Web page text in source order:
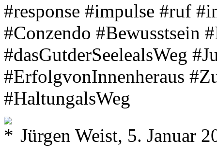
#response #impulse #ruf
#Conzendo #Bewusstsein
#dasGutderSeelealsWeg
#ErfolgvonInnenheraus
#HaltungalsWeg
Jürgen Weist, 5. Januar